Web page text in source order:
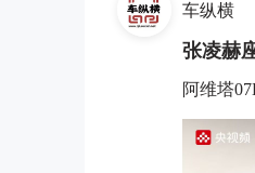
车纵横
张凌赫
阿维塔